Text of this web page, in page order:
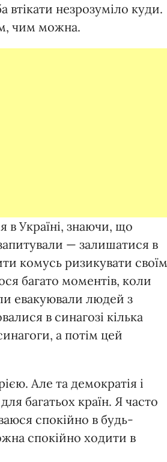
втікати незрозуміло куди.
чим можна.
в Україні, знаючи, що
— залишатися в
комусь ризикувати своїм
багато моментів, коли
евакуювали людей з
в синагозі кілька
а потім цей
Але та демократія і
багатьох країн. Я часто
спокійно в будь-
спокійно ходити в